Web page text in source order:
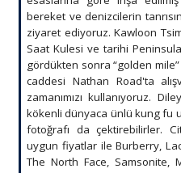
bereket ve denizcilerin
ziyaret ediyoruz. Kawloon
Saat Kulesi ve tarihi
gördükten sonra “golden
caddesi Nathan Road'ta
zamanımızı kullanıyoruz.
kökenli dünyaca ünlü kung fu
fotoğrafı da çektirebilirler.
uygun fiyatlar ile Burberry,
The North Face, Samsonite,